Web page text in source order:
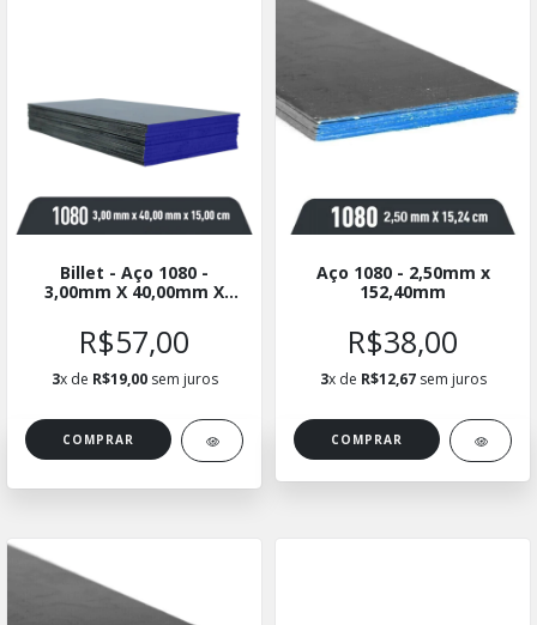
Billet - Aço 1080 -
3,00mm X 40,00mm X
Unidades
R$57,00
3x de R$19,00sem juros
Aço 1080 - 2,50mm x
152,40mm
R$38,00
3x de R$12,67sem juros
COMPRAR